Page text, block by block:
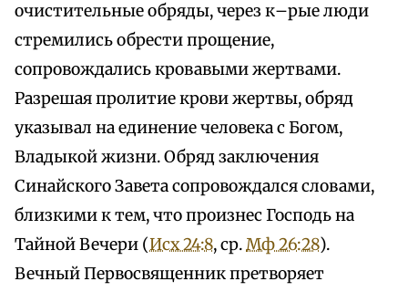
очистительные обряды, через к–рые люди
стремились обрести прощение,
сопровождались кровавыми жертвами.
Разрешая пролитие крови жертвы, обряд
указывал на единение человека с Богом,
Владыкой жизни. Обряд заключения
Синайского Завета сопровождался словами,
близкими к тем, что произнес Господь на
Тайной Вечери (Исх 24:8, ср.Мф 26:28).
Вечный Первосвященник претворяет